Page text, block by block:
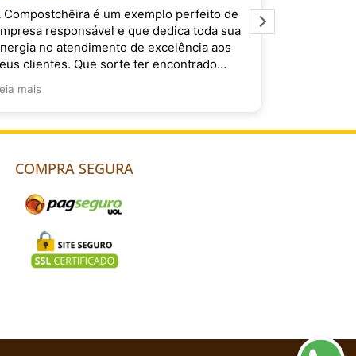
Compostchêira é um exemplo perfeito de
responsável e que dedica toda sua
no atendimento de excelência aos
clientes. Que sorte ter encontrado
mais
COMPRA SEGURA